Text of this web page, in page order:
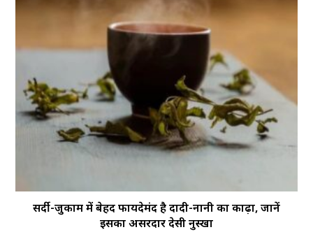
सर्दी-जुकाम में बेहद फायदेमंद है दादी-नानी का काढ़ा, जानें
इसका असरदार देसी नुस्खा